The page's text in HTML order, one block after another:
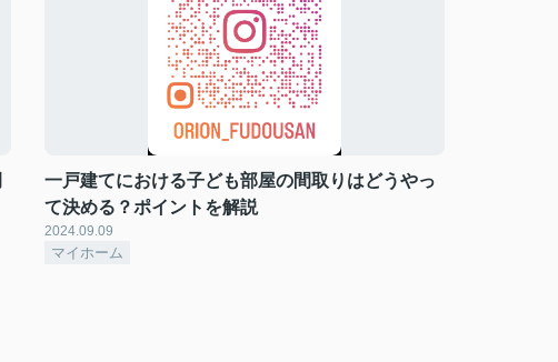
一戸建てにおける子ども部屋の間取りはどうやっ
て決める？ポイントを解説
2024.09.09
マイホーム